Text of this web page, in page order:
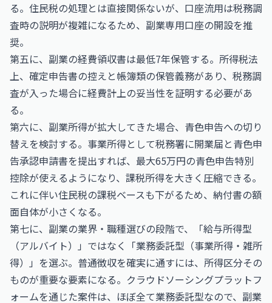
る。住民税の処理とは直接関係ないが、口座流用は税務調
査時の説明が複雑になるため、副業専用口座の開設を推
奨。
第五に、副業の経費領収書は最低7年保管する。所得税法
上、確定申告書の控えと帳簿類の保管義務があり、税務調
査が入った場合に経費計上の妥当性を証明する必要があ
る。
第六に、副業所得が拡大してきた場合、青色申告への切り
替えを検討する。事業所得として税務署に開業届と青色申
告承認申請書を提出すれば、最大65万円の青色申告特別
控除が使えるようになり、課税所得を大きく圧縮できる。
これに伴い住民税の課税ベースも下がるため、納付書の額
面自体が小さくなる。
第七に、副業の業界・職種選びの段階で、「給与所得型
（アルバイト）」ではなく「業務委託型（事業所得・雑所
得）」を選ぶ。普通徴収を確実に通すには、所得区分その
ものが重要な要素になる。クラウドソーシングプラットフ
ォームを通じた案件は、ほぼ全て業務委託型なので、副業